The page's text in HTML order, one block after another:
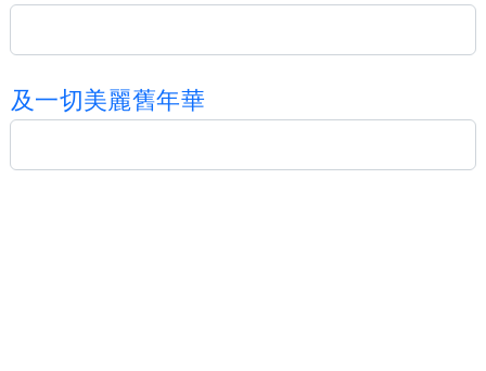
及 一切美麗舊年華